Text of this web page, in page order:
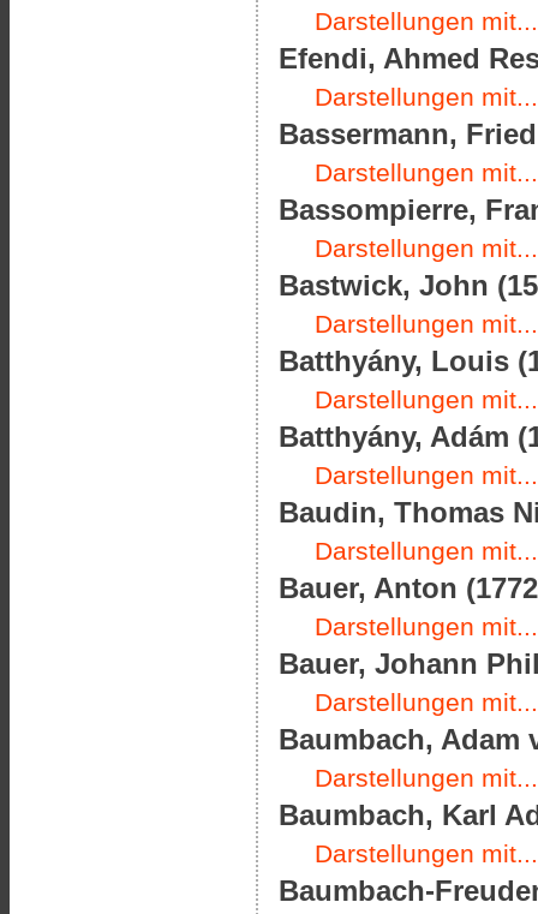
Darstellungen mit...
Efendi, Ahmed
Darstellungen mit...
Bassermann,
Darstellungen mit...
Bassompierre,
Darstellungen mit...
Bastwick, John
Darstellungen mit...
Batthyány, Louis
Darstellungen mit...
Batthyány, Adám
Darstellungen mit...
Baudin, Thomas
Darstellungen mit...
Bauer, Anton
Darstellungen mit...
Bauer, Johann
Darstellungen mit...
Baumbach, Adam
Darstellungen mit...
Baumbach, Karl
Darstellungen mit...
Baumbach-